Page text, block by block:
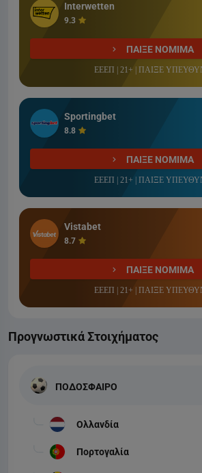
Interwetten
9.3
ΠΑΙΞΕ ΝΟΜΙΜΑ
ΕΕΕΠ | 21+ | ΠΑΙΞΕ
Sportingbet
8.8
ΠΑΙΞΕ ΝΟΜΙΜΑ
ΕΕΕΠ | 21+ | ΠΑΙΞΕ
Vistabet
8.7
ΠΑΙΞΕ ΝΟΜΙΜΑ
ΕΕΕΠ | 21+ | ΠΑΙΞΕ
Προγνωστικά Στοιχήματος
ΠΟΔΟΣΦΑΙΡΟ
Ολλανδία
Πορτογαλία